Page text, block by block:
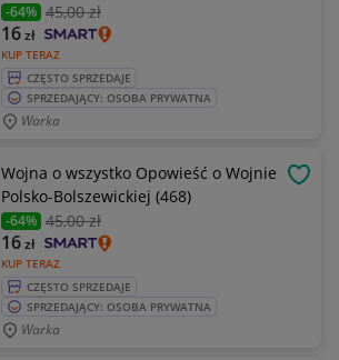
-64% 45,00 zł
KUP TERAZ
16zł
CZĘSTO SPRZEDAJE
SPRZEDAJĄCY: OSOBA PRYWATNA
Warka
Wojna o wszystko Opowieść o Wojnie
Polsko-Bolszewickiej (468)
-64% 45,00 zł
KUP TERAZ
16zł
CZĘSTO SPRZEDAJE
SPRZEDAJĄCY: OSOBA PRYWATNA
Warka